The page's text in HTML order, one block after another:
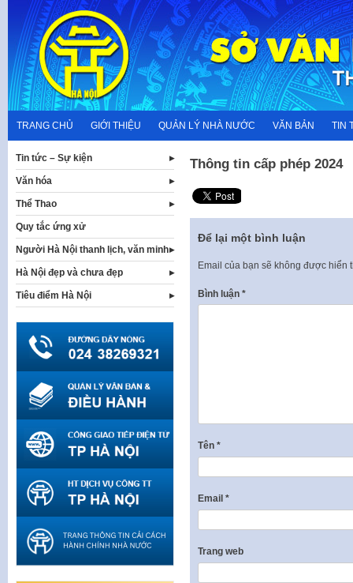
content
TRANG CHỦ GIỚI THIỆU QUẢN LÝ NHÀ NƯỚC VĂN BẢN TIN
Thông tin cấp phép 2024
Để lại một bình luận
Email của bạn sẽ không được hiển
Bình luận *
Tên *
Email *
Trang web
Tin tức – Sự kiện
Văn hóa
Thể Thao
Quy tắc ứng xử
Người Hà Nội thanh lịch, văn minh
Hà Nội đẹp và chưa đẹp
Tiêu điểm Hà Nội